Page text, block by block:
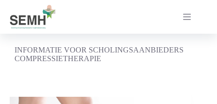
inhoud
INFORMATIE VOOR SCHOLINGSAANBIEDERS
COMPRESSIETHERAPIE